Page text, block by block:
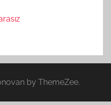
by ThemeZee.